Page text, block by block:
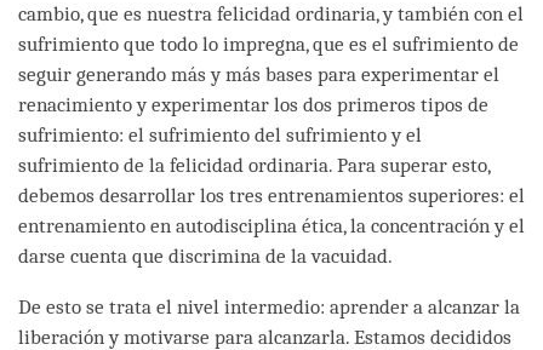
cambio, que es nuestra felicidad ordinaria, y también con el
sufrimiento que todo lo impregna, que es el sufrimiento de
seguir generando más y más bases para experimentar el
renacimiento y experimentar los dos primeros tipos de
sufrimiento: el sufrimiento del sufrimiento y el
sufrimiento de la felicidad ordinaria. Para superar esto,
debemos desarrollar los tres entrenamientos superiores: el
entrenamiento en autodisciplina ética, la concentración y el
darse cuenta que discrimina de la vacuidad.
De esto se trata el nivel intermedio: aprender a alcanzar la
liberación y motivarse para alcanzarla. Estamos decididos